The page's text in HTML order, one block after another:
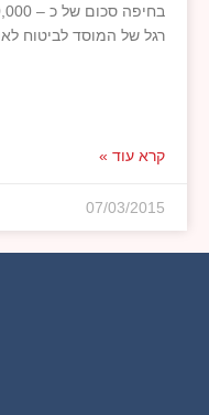
רגל של המוסד לביטוח
קרא עוד »
07/03/2015